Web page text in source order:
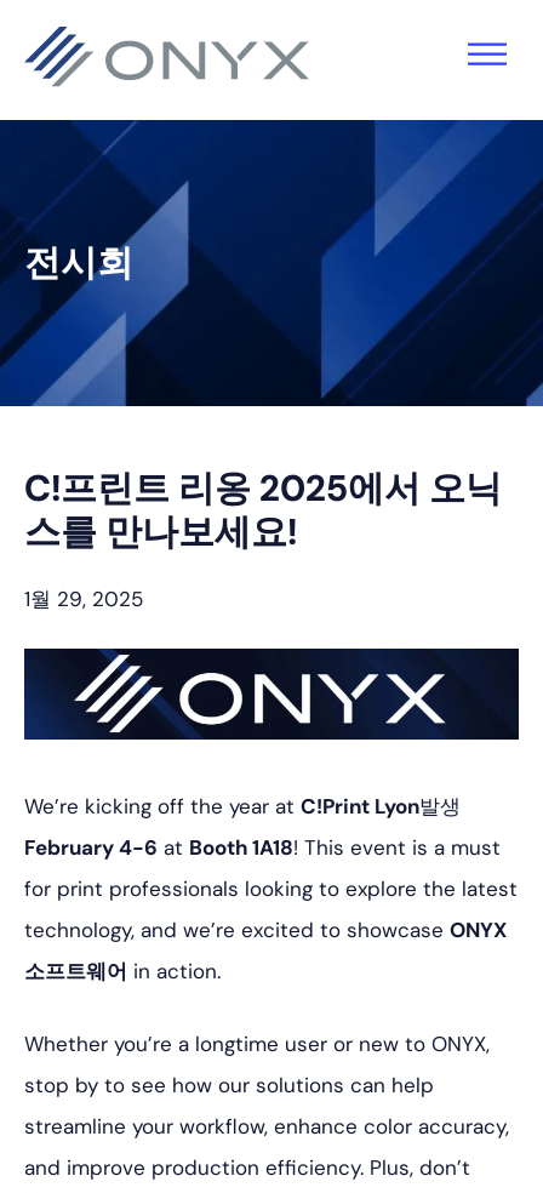
로
건
뛰
로
건
뛰
바
로
너
너
뛰전시회
C!프린트 리옹 2025에서 오닉
스를 만나보세요!
1월 29, 2025
We’re kicking off the year at C!Print Lyon발생
February 4-6 at Booth 1A18! This event is a must
for print professionals looking to explore the latest
technology, and we’re excited to showcase ONYX
소프트웨어 in action.
Whether you’re a longtime user or new to ONYX,
stop by to see how our solutions can help
streamline your workflow, enhance color accuracy,
and improve production efficiency. Plus, don’t